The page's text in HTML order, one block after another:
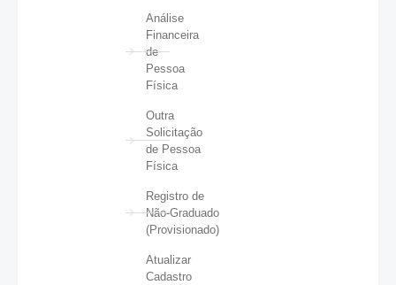
Análise
Financeira
de
Pessoa
Física
Outra
Solicitação
de Pessoa
Física
Registro de
Não-Graduado
(Provisionado)
Atualizar
Cadastro